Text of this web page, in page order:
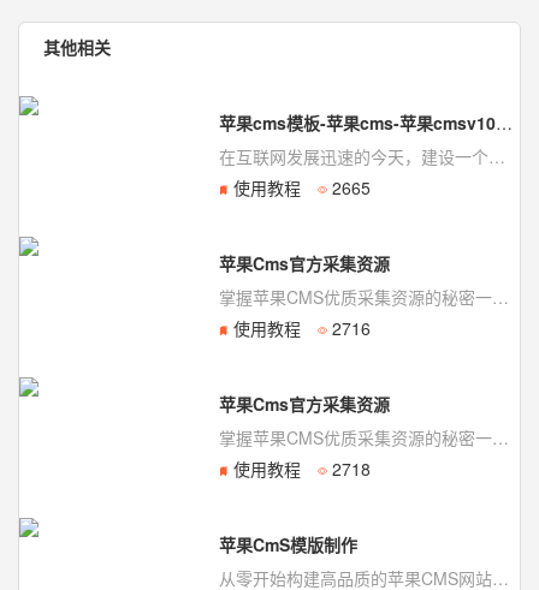
其他相关
苹果cms模板-苹果cms-苹果cmsv10模板-模板狗
在互联网发展迅速的今天，建设一个高质量的网站已经成为许多人的追求。而选择适合自己的CMS系...
使用教程
2665
苹果Cms官方采集资源
掌握苹果CMS优质采集资源的秘密一、苹果CMS简介苹果CMS是一款优秀的开源视频管理...
使用教程
2716
苹果Cms官方采集资源
掌握苹果CMS优质采集资源的秘密一、苹果CMS简介苹果CMS是一款优秀的开源视频管理...
使用教程
2718
苹果CmS模版制作
从零开始构建高品质的苹果CMS网站模板一、苹果CMS简介苹果CMS是一款开源、免费的...